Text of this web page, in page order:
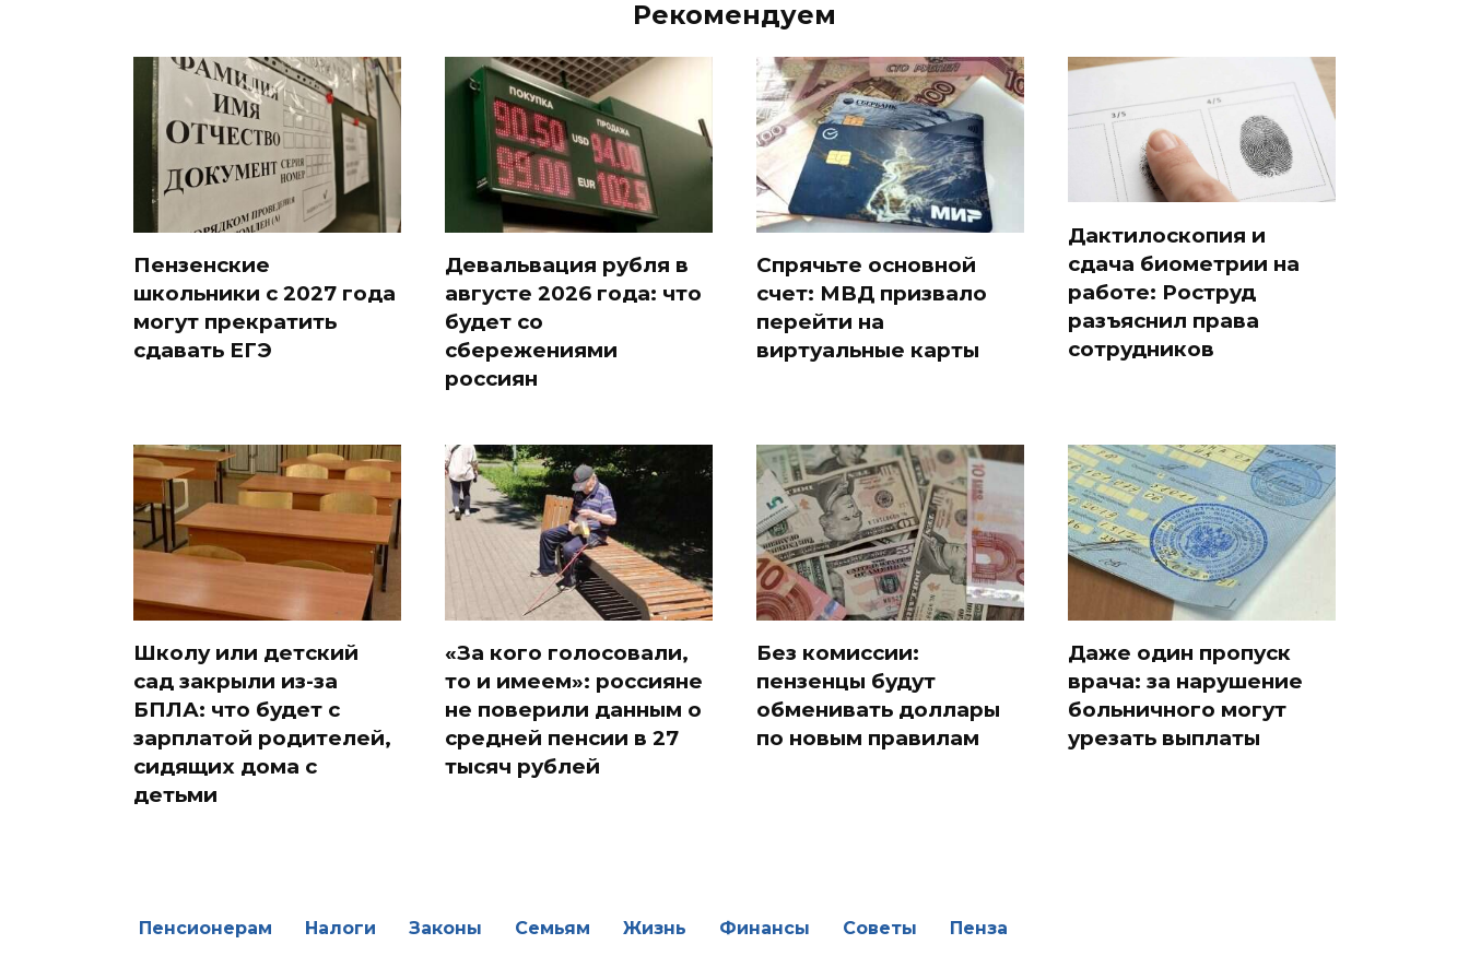
Рекомендуем
Пензенские
школьники с 2027 года
могут прекратить
сдавать ЕГЭ
Девальвация рубля в
августе 2026 года: что
будет со
сбережениями
россиян
Спрячьте основной
счет: МВД призвало
перейти на
виртуальные карты
Дактилоскопия и
сдача биометрии на
работе: Роструд
разъяснил права
сотрудников
Школу или детский
сад закрыли из-за
БПЛА: что будет с
зарплатой родителей,
сидящих дома с
детьми
«За кого голосовали,
то и имеем»: россияне
не поверили данным о
средней пенсии в 27
тысяч рублей
Без комиссии:
пензенцы будут
обменивать доллары
по новым правилам
Даже один пропуск
врача: за нарушение
больничного могут
урезать выплаты
Пенсионерам Налоги Законы Семьям Жизнь Финансы Советы Пенза